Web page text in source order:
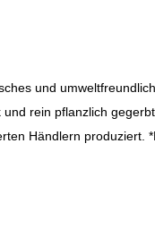
und
rein pflanzlich
Händlern produziert.